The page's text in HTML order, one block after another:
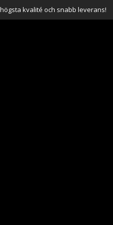
kvalité och snabb leverans!